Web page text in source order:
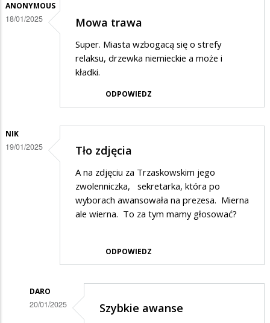
ANONYMOUS
18/01/2025 Mowa trawa
Super. Miasta wzbogacą się o strefy
relaksu, drzewka niemieckie a może i
kładki.
ODPOWIEDZ
NIK
19/01/2025 Tło zdjęcia
A na zdjęciu za Trzaskowskim jego
zwolenniczka, sekretarka, która po
wyborach awansowała na prezesa. Mierna
ale wierna. To za tym mamy głosować?
ODPOWIEDZ
DARO
20/01/2025 Szybkie awanse